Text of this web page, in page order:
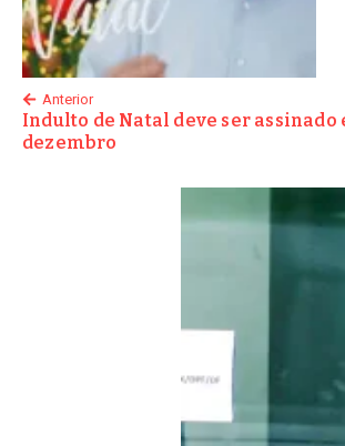
Anterior
Indulto de Natal deve ser assinado
dezembro